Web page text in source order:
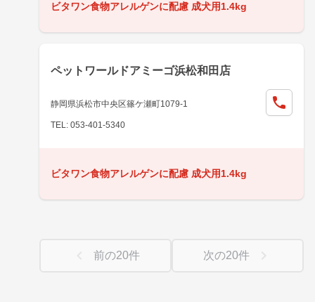
ビタワン食物アレルゲンに配慮 成犬用1.4kg
ペットワールドアミーゴ浜松和田店
静岡県浜松市中央区篠ケ瀬町1079-1
TEL: 053-401-5340
ビタワン食物アレルゲンに配慮 成犬用1.4kg
前の20件 次の20件